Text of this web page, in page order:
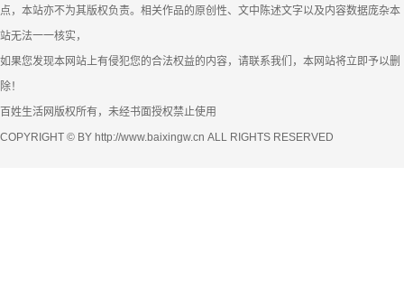
点，本站亦不为其版权负责。相关作品的原创性、文中陈述文字以及内容数据庞杂本
站无法一一核实，
如果您发现本网站上有侵犯您的合法权益的内容，请联系我们，本网站将立即予以删
除！
百姓生活网版权所有，未经书面授权禁止使用
COPYRIGHT © BY http://www.baixingw.cn ALL RIGHTS RESERVED